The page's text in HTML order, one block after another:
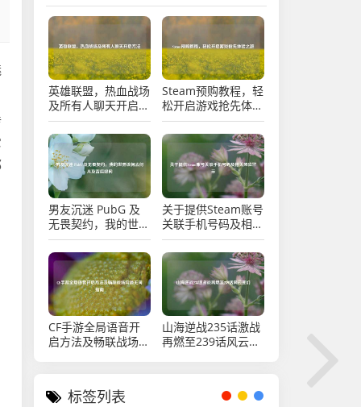
英雄联盟，热血战场
及所有人聊天开启方
法
Steam预购教程，轻
松开启游戏抢先体验
之旅
男友沉迷 PubG 及
无畏契约，我的世界
该何去何从及背后疑
问
关于提供Steam账号
关联手机号码及相关
风险警示
CF手游全局语音开
启方法及畅联战场沟
山海逆战235话激战
再燃至239话风云变
标签列表